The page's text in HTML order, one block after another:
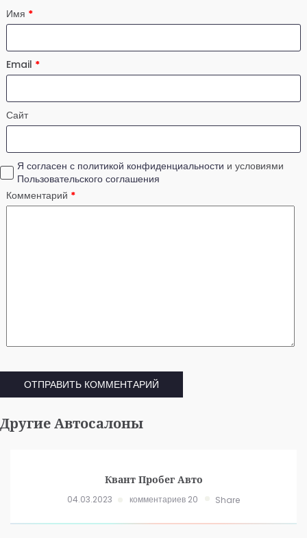
Имя *
Email *
Сайт
Я согласен с политикой конфиденциальности и условиями
Пользовательского соглашения
Комментарий *
Другие Автосалоны
Квант Пробег Авто
04.03.2023 комментариев 20 Share